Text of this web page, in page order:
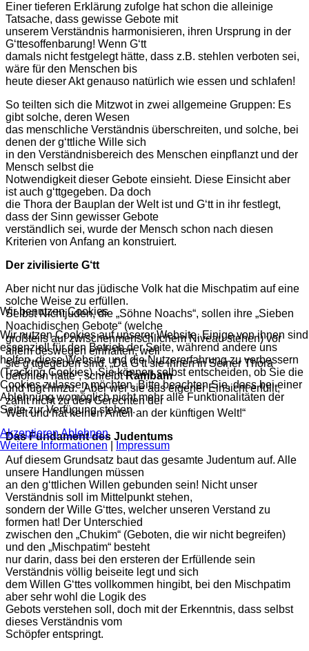
Einer tieferen Erklärung zufolge hat schon die alleinige
Tatsache, dass gewisse Gebote mit
unserem Verständnis harmonisieren, ihren Ursprung in der
G‘ttesoffenbarung! Wenn G‘tt
damals nicht festgelegt hätte, dass z.B. stehlen verboten sei,
wäre für den Menschen bis
heute dieser Akt genauso natürlich wie essen und schlafen!
So teilten sich die Mitzwot in zwei allgemeine Gruppen: Es
gibt solche, deren Wesen
das menschliche Verständnis überschreiten, und solche, bei
denen der g‘ttliche Wille sich
in den Verständnisbereich des Menschen einpflanzt und der
Mensch selbst die
Notwendigkeit dieser Gebote einsieht. Diese Einsicht aber
ist auch g‘ttgegeben. Da doch
die Thora der Bauplan der Welt ist und G‘tt in ihr festlegt,
dass der Sinn gewisser Gebote
verständlich sei, wurde der Mensch schon nach diesen
Kriterien von Anfang an konstruiert.
Der zivilisierte G‘tt
Aber nicht nur das jüdische Volk hat die Mischpatim auf eine
solche Weise zu erfüllen.
Selbst Nichtjuden, die „Söhne Noachs“, sollen ihre „Sieben
Noachidischen Gebote“ (welche
großteils auf zwischenmenschlichem Niveau stehen) vor
allem deswegen einhalten, weil
sie g‘ttgegeben sind. „Da G‘tt sie ihnen in Seiner Thora
befohlen hatte“, schreibtRambam
und fügt hinzu: „Aber wer sie aus eigener Einsicht erfüllt,
zählt nicht zu den Gerechten der
Welt und hat keinen Anteil an der künftigen Welt!“
Das Fundament des Judentums
Auf diesem Grundsatz baut das gesamte Judentum auf. Alle
unsere Handlungen müssen
an den g‘ttlichen Willen gebunden sein! Nicht unser
Verständnis soll im Mittelpunkt stehen,
sondern der Wille G‘ttes, welcher unseren Verstand zu
formen hat! Der Unterschied
zwischen den „Chukim“ (Geboten, die wir nicht begreifen)
und den „Mischpatim“ besteht
nur darin, dass bei den ersteren der Erfüllende sein
Verständnis völlig beiseite legt und sich
dem Willen G‘ttes vollkommen hingibt, bei den Mischpatim
aber sehr wohl die Logik des
Gebots verstehen soll, doch mit der Erkenntnis, dass selbst
dieses Verständnis vom
Schöpfer entspringt.
Wir benutzen Cookies
Wir nutzen Cookies auf unserer Website. Einige von ihnen sind
essenziell für den Betrieb der Seite, während andere uns
helfen, diese Website und die Nutzererfahrung zu verbessern
(Tracking Cookies). Sie können selbst entscheiden, ob Sie die
Cookies zulassen möchten. Bitte beachten Sie, dass bei einer
Ablehnung womöglich nicht mehr alle Funktionalitäten der
Seite zur Verfügung stehen.
AkzeptierenAblehnen
Weitere Informationen
Impressum